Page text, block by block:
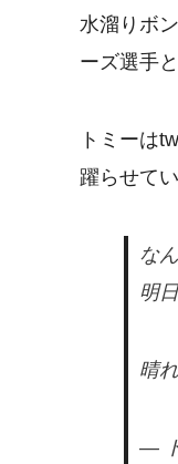
水溜りボ
ーズ選手
トミーは
躍らせて
な
明
晴
—